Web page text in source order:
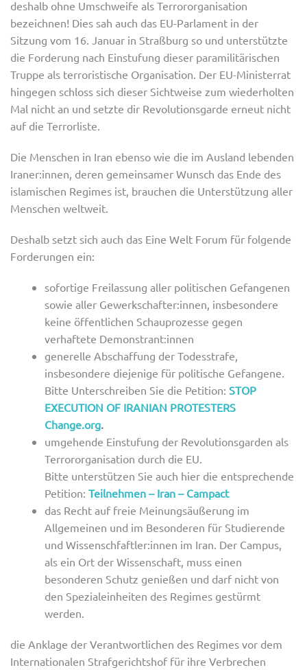
deshalb ohne Umschweife als Terrororganisation
bezeichnen! Dies sah auch das EU-Parlament in der
Sitzung vom 16. Januar in Straßburg so und unterstützte
die Forderung nach Einstufung dieser paramilitärischen
Truppe als terroristische Organisation. Der EU-Ministerrat
hingegen schloss sich dieser Sichtweise zum wiederholten
Mal nicht an und setzte dir Revolutionsgarde erneut nicht
auf die Terrorliste.
Die Menschen in Iran ebenso wie die im Ausland lebenden
Iraner:innen, deren gemeinsamer Wunsch das Ende des
islamischen Regimes ist, brauchen die Unterstützung aller
Menschen weltweit.
Deshalb setzt sich auch das Eine Welt Forum für folgende
Forderungen ein:
sofortige Freilassung aller politischen Gefangenen
sowie aller Gewerkschafter:innen, insbesondere
keine öffentlichen Schauprozesse gegen
verhaftete Demonstrant:innen
generelle Abschaffung der Todesstrafe,
insbesondere diejenige für politische Gefangene.
Bitte Unterschreiben Sie die Petition: STOP
EXECUTION OF IRANIAN PROTESTERS
Change.org.
umgehende Einstufung der Revolutionsgarden als
Terrororganisation durch die EU.
Bitte unterstützen Sie auch hier die entsprechende
Petition: Teilnehmen – Iran – Campact
das Recht auf freie Meinungsäußerung im
Allgemeinen und im Besonderen für Studierende
und Wissenschfaftler:innen im Iran. Der Campus,
als ein Ort der Wissenschaft, muss einen
besonderen Schutz genießen und darf nicht von
den Spezialeinheiten des Regimes gestürmt
werden.
die Anklage der Verantwortlichen des Regimes vor dem
Internationalen Strafgerichtshof für ihre Verbrechen